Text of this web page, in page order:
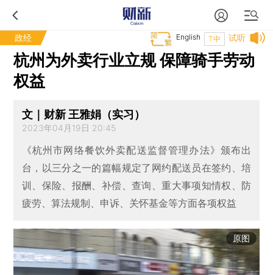
政经 试听
T中
English
杭州为外卖行业立规 保障骑手劳动
权益
文｜财新 王雅娟（实习）
2023年04月19日 20:45
《杭州市网络餐饮外卖配送监督管理办法》颁布出
台，以三分之一的篇幅规定了网约配送员在签约、培
训、保险、报酬、补偿、查询、重大事项知情权、防
疲劳、算法规制、申诉、关怀基金等方面各项权益
原图